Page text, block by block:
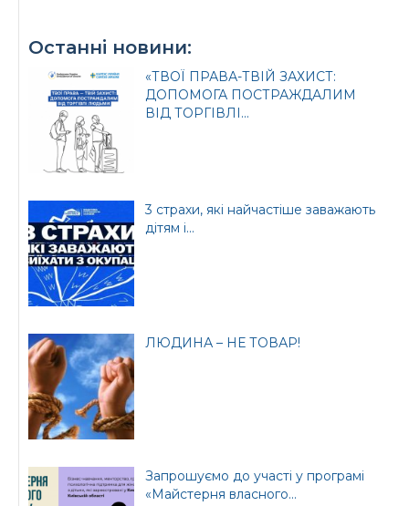
Останні новини:
«ТВОЇ ПРАВА-ТВІЙ ЗАХИСТ:
ДОПОМОГА ПОСТРАЖДАЛИМ
ВІД ТОРГІВЛІ...
3 страхи, які найчастіше заважають
дітям і...
ЛЮДИНА – НЕ ТОВАР!
Запрошуємо до участі у програмі
«Майстерня власного...